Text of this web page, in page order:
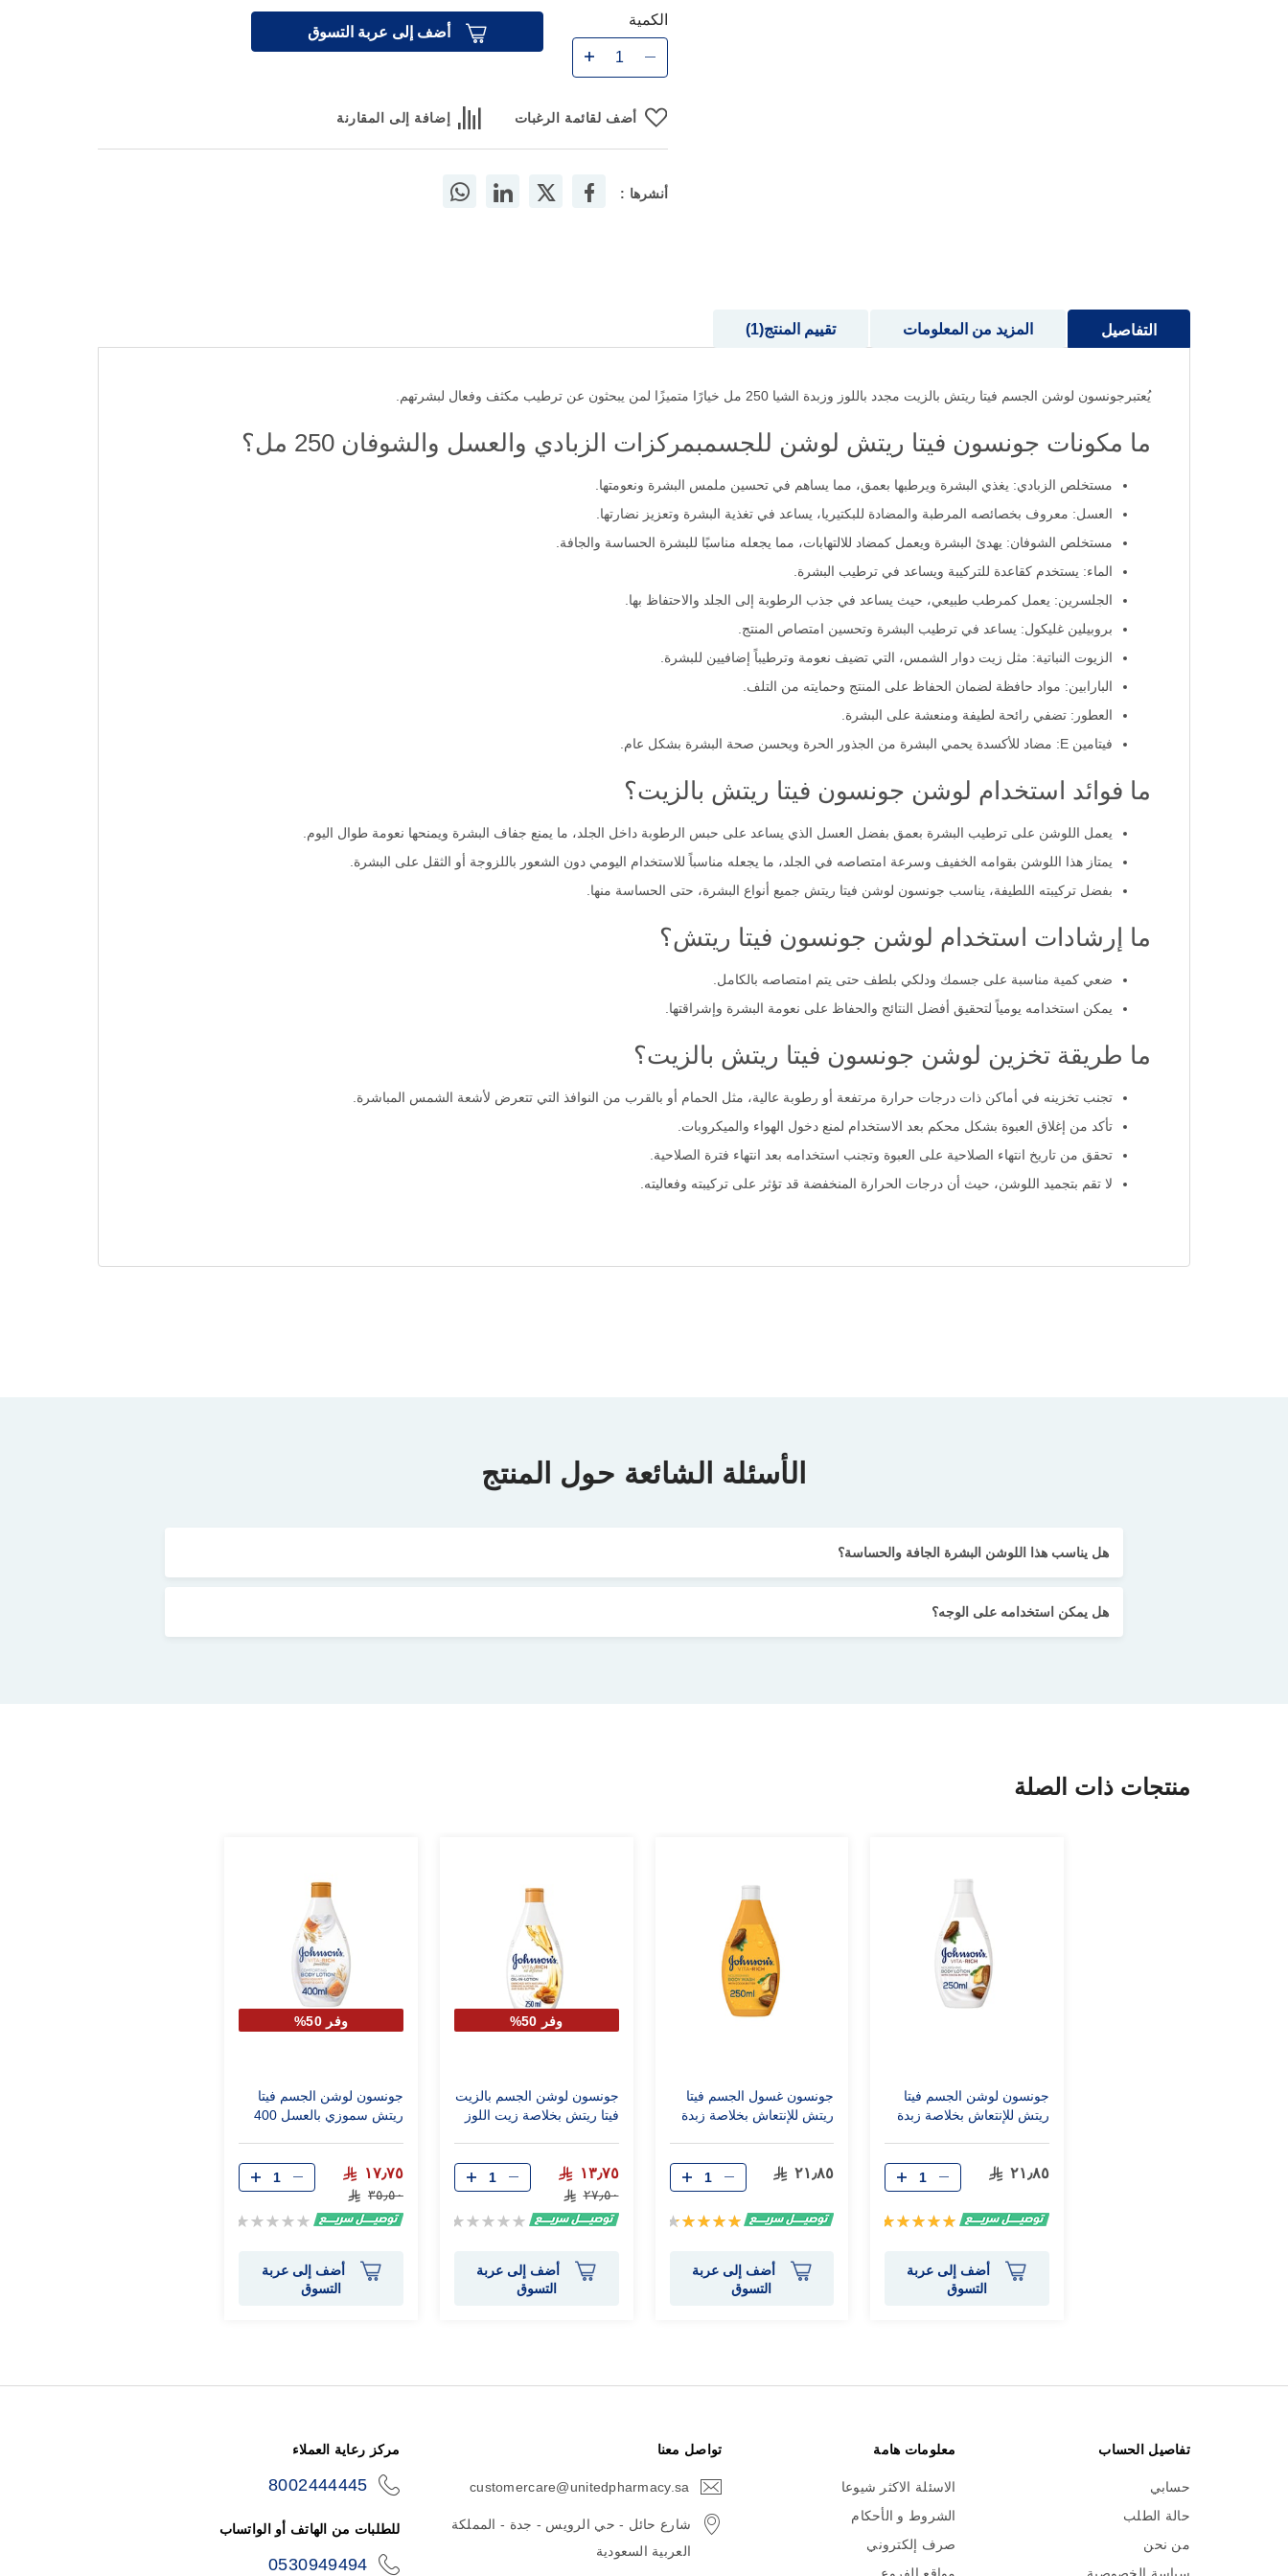
الكمية
أضف إلى عربة التسوق
أضف لقائمة الرغبات إضافة إلى المقارنة
أنشرها :
التفاصيل
يُعتبرجونسون لوشن الجسم فيتا ريتش بالزيت مجدد باللوز وزبدة الشيا 250 مل خيارًا متميزًا لمن يبحثون عن ترطيب مكثف وفعال لبشرتهم.
ما مكونات جونسون فيتا ريتش لوشن للجسمبمركزات الزبادي والعسل والشوفان 250 مل؟
مستخلص الزبادي: يغذي البشرة ويرطبها بعمق، مما يساهم في تحسين ملمس البشرة ونعومتها.
العسل: معروف بخصائصه المرطبة والمضادة للبكتيريا، يساعد في تغذية البشرة وتعزيز نضارتها.
مستخلص الشوفان: يهدئ البشرة ويعمل كمضاد للالتهابات، مما يجعله مناسبًا للبشرة الحساسة والجافة.
الماء: يستخدم كقاعدة للتركيبة ويساعد في ترطيب البشرة.
الجلسرين: يعمل كمرطب طبيعي، حيث يساعد في جذب الرطوبة إلى الجلد والاحتفاظ بها.
بروبيلين غليكول: يساعد في ترطيب البشرة وتحسين امتصاص المنتج.
الزيوت النباتية: مثل زيت دوار الشمس، التي تضيف نعومة وترطيباً إضافيين للبشرة.
البارابين: مواد حافظة لضمان الحفاظ على المنتج وحمايته من التلف.
العطور: تضفي رائحة لطيفة ومنعشة على البشرة.
فيتامين E: مضاد للأكسدة يحمي البشرة من الجذور الحرة ويحسن صحة البشرة بشكل عام.
ما فوائد استخدام لوشن جونسون فيتا ريتش بالزيت؟
يعمل اللوشن على ترطيب البشرة بعمق بفضل العسل الذي يساعد على حبس الرطوبة داخل الجلد، ما يمنع جفاف البشرة ويمنحها نعومة طوال اليوم.
يمتاز هذا اللوشن بقوامه الخفيف وسرعة امتصاصه في الجلد، ما يجعله مناسباً للاستخدام اليومي دون الشعور باللزوجة أو الثقل على البشرة.
بفضل تركيبته اللطيفة، يناسب جونسون لوشن فيتا ريتش جميع أنواع البشرة، حتى الحساسة منها.
ما إرشادات استخدام لوشن جونسون فيتا ريتش؟
ضعي كمية مناسبة على جسمك ودلكي بلطف حتى يتم امتصاصه بالكامل.
يمكن استخدامه يومياً لتحقيق أفضل النتائج والحفاظ على نعومة البشرة وإشراقتها.
ما طريقة تخزين لوشن جونسون فيتا ريتش بالزيت؟
تجنب تخزينه في أماكن ذات درجات حرارة مرتفعة أو رطوبة عالية، مثل الحمام أو بالقرب من النوافذ التي تتعرض لأشعة الشمس المباشرة.
تأكد من إغلاق العبوة بشكل محكم بعد الاستخدام لمنع دخول الهواء والميكروبات.
تحقق من تاريخ انتهاء الصلاحية على العبوة وتجنب استخدامه بعد انتهاء فترة الصلاحية.
لا تقم بتجميد اللوشن، حيث أن درجات الحرارة المنخفضة قد تؤثر على تركيبته وفعاليته.
المزيد من المعلومات تقييم المنتج 1
الأسئلة الشائعة حول المنتج
هل يناسب هذا اللوشن البشرة الجافة والحساسة؟
هل يمكن استخدامه على الوجه؟
منتجات ذات الصلة
جونسون لوشن الجسم فيتا
ريتش للإنتعاش بخلاصة زبدة
٢١٫٨٥
تقييم:
أضف إلى عربة
التسوق
جونسون غسول الجسم فيتا
ريتش للإنتعاش بخلاصة زبدة
٢١٫٨٥
تقييم:
أضف إلى عربة
التسوق
وفر 50%
جونسون لوشن الجسم بالزيت
فيتا ريتش بخلاصة زيت اللوز
١٣٫٧٥
٢٧٫٥٠
Rating:
أضف إلى عربة
التسوق
وفر 50%
جونسون لوشن الجسم فيتا
ريتش سموزي بالعسل 400
١٧٫٧٥
٣٥٫٥٠
Rating:
أضف إلى عربة
التسوق
تفاصيل الحساب
حسابي
حالة الطلب
من نحن
معلومات هامة
الاسئلة الاكثر شيوعا
الشروط و الأحكام
صرف إلكتروني
تواصل معنا
customercare@unitedpharmacy.sa
شارع حائل - حي الرويس - جدة - المملكة
العربية السعودية
مركز رعاية العملاء
8002444445
للطلبات من الهاتف أو الواتساب
0530949494